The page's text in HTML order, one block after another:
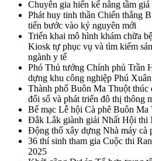
Chuyên gia hiến kế nâng tầm
Phát huy tinh thần Chiến thắng
tiến bước vào kỷ nguyên mới
Triển khai mô hình khám chữa
Kiosk tự phục vụ và tìm kiếm
ngành y tế
Phó Thủ tướng Chính phủ Trần
dựng khu công nghiệp Phú
Thành phố Buôn Ma Thuột thúc
đổi số và phát triển đô thị thông
Bế mạc Lễ hội Cà phê Buôn
Đắk Lắk giành giải Nhất Hội thi
Động thổ xây dựng Nhà máy cà
36 thí sinh tham gia Cuộc thi
2025